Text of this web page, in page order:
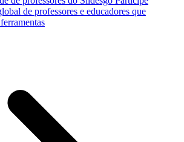
de professores e educadores que